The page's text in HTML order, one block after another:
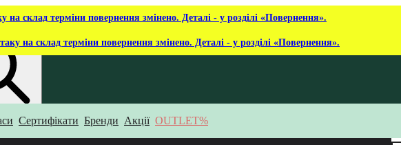
на склад терміни повернення змінено. Деталі - у розділі «Повернення».
на склад терміни повернення змінено. Деталі - у розділі «Повернення».
Сертифікати Бренди Акції OUTLET%